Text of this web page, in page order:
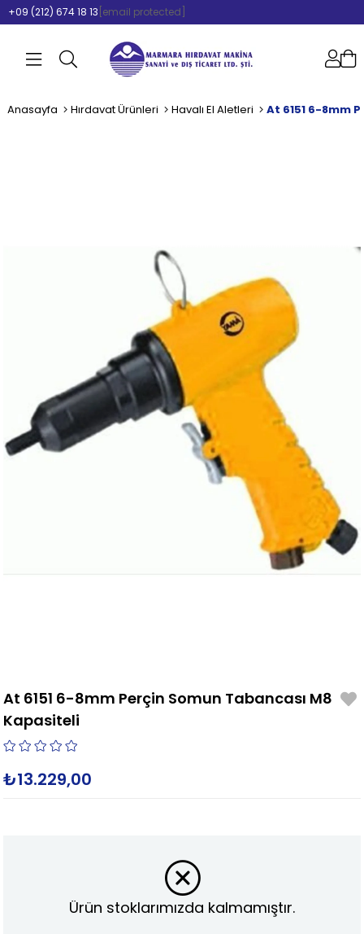
+09 (212) 674 18 13 [email protected]
Anasayfa Hırdavat Ürünleri Havalı El Aletleri
At 6151 6-8mm Perçin Somun Tabancası M8
Kapasiteli
₺13.229,00
Ürün stoklarımızda kalmamıştır.